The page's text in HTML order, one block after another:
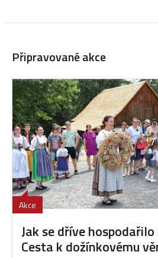
Připravované akce
Akce
Jak se dříve
Cesta k dožínkovému